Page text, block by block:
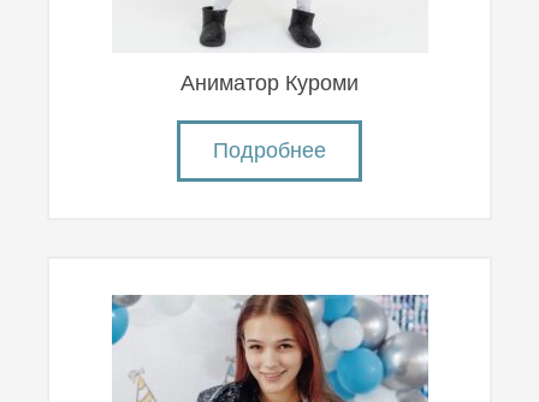
Аниматор Куроми
Подробнее